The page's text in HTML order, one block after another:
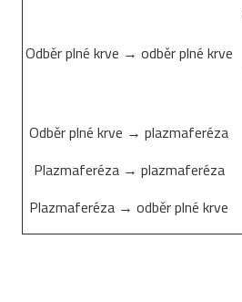
Odběr plné krve → odběr plné krve
Odběr plné krve → plazmaferéza
Plazmaferéza → plazmaferéza
Plazmaferéza → odběr plné krve